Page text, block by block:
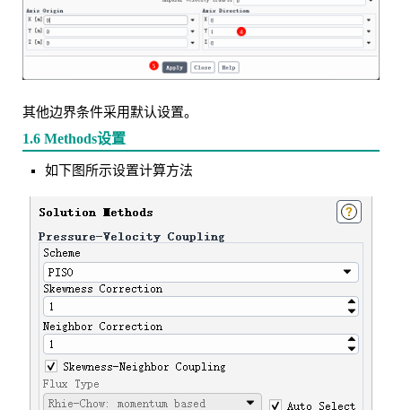
其他边界条件采用默认设置。
1.6 Methods设置
如下图所示设置计算方法